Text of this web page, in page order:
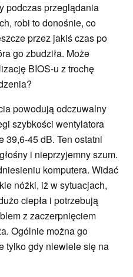
podczas przeglądania
robi to donośnie, co
przez jakiś czas po
go zbudziła. Może
BIOS-u z trochę
powodują odczuwalny
szybkości wentylatora
39,6-45 dB. Ten ostatni
i nieprzyjemny szum.
komputera. Widać
nóżki, iż w sytuacjach,
ciepła i potrzebują
z zaczerpnięciem
Ogólnie można go
tylko gdy niewiele się na